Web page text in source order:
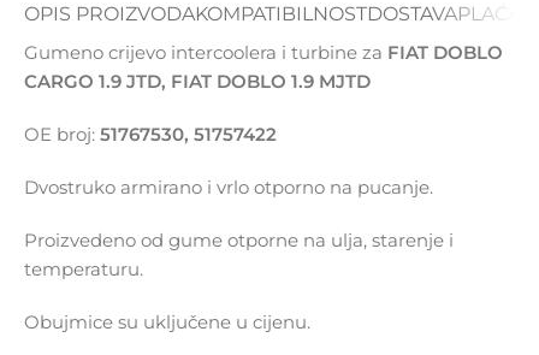
OPIS PROIZVODAKOMPATIBILNOSTDOSTAVA
Gumeno crijevo intercoolera i turbine za FIAT DOBLO
CARGO 1.9 JTD, FIAT DOBLO 1.9 MJTD
OE broj: 51767530, 51757422
Dvostruko armirano i vrlo otporno na pucanje.
Proizvedeno od gume otporne na ulja, starenje i
temperaturu.
Obujmice su uključene u cijenu.